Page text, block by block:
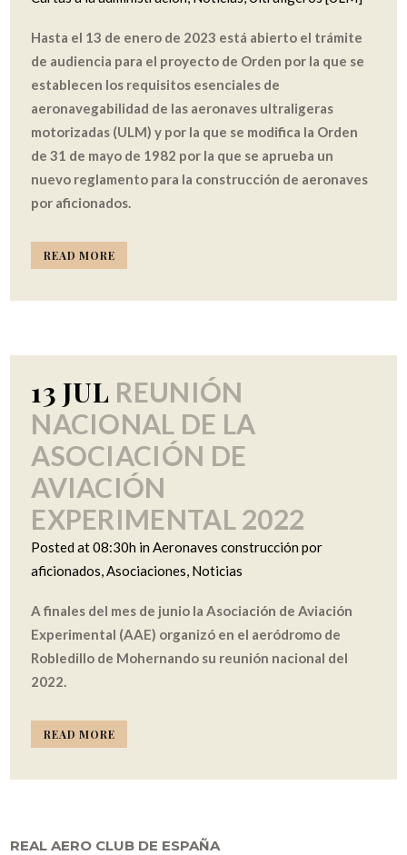
Hasta el 13 de enero de 2023 está abierto el trámite
de audiencia para el proyecto de Orden por la que se
establecen los requisitos esenciales de
aeronavegabilidad de las aeronaves ultraligeras
motorizadas (ULM) y por la que se modifica la Orden
de 31 de mayo de 1982 por la que se aprueba un
nuevo reglamento para la construcción de aeronaves
por aficionados.
READ MORE
13 JUL REUNIÓN
NACIONAL DE LA
ASOCIACIÓN DE
AVIACIÓN
EXPERIMENTAL 2022
Posted at 08:30h inAeronaves construcción por
aficionados,Asociaciones, Noticias
A finales del mes de junio la Asociación de Aviación
Experimental (AAE) organizó en el aeródromo de
Robledillo de Mohernando su reunión nacional del
2022.
READ MORE
REAL AERO CLUB DE ESPAÑA